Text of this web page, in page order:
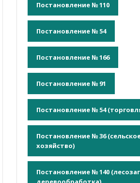
Постановление № 110
Постановление № 54
Постановление № 166
Постановление № 91
Постановление № 54
Постановление № 36
хозяйство)
Постановление № 140